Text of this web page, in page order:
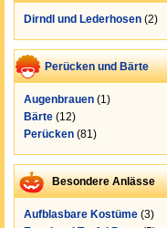
Dirndl und Lederhosen (2)
Perücken und Bärte
Augenbrauen (1)
Bärte (12)
Perücken (81)
Besondere Anlässe
Aufblasbare Kostüme (3)